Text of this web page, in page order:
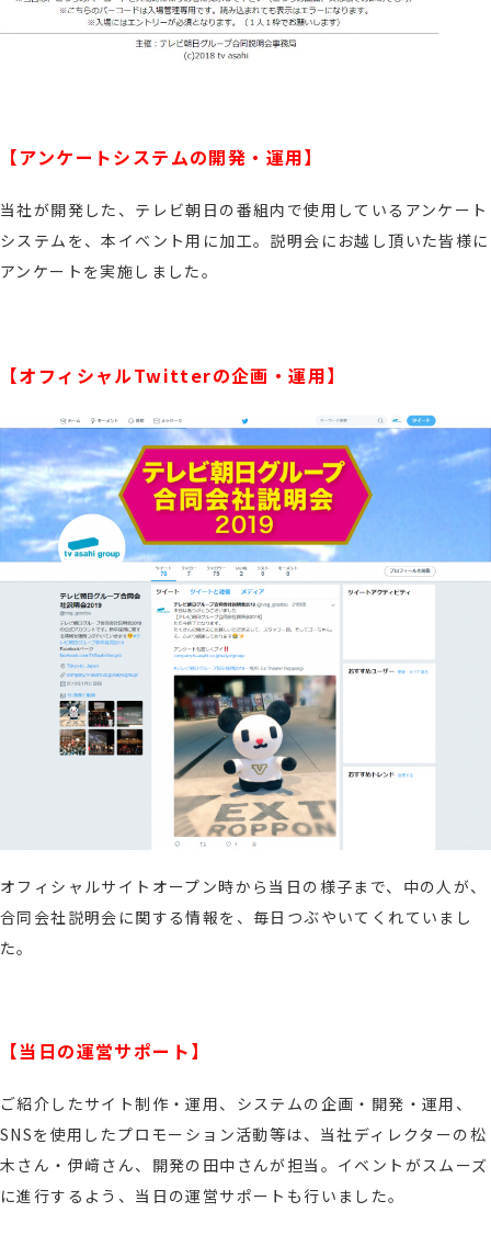
【アンケートシステムの開発・運用】
当社が開発した、テレビ朝日の番組内で使用しているアンケート
システムを、本イベント用に加工。説明会にお越し頂いた皆様に
アンケートを実施しました。
【オフィシャルTwitterの企画・運用】
オフィシャルサイトオープン時から当日の様子まで、中の人が、
合同会社説明会に関する情報を、毎日つぶやいてくれていまし
た。
【当日の運営サポート】
ご紹介したサイト制作・運用、システムの企画・開発・運用、
SNSを使用したプロモーション活動等は、当社ディレクターの松
木さん・伊﨑さん、開発の田中さんが担当。イベントがスムーズ
に進行するよう、当日の運営サポートも行いました。